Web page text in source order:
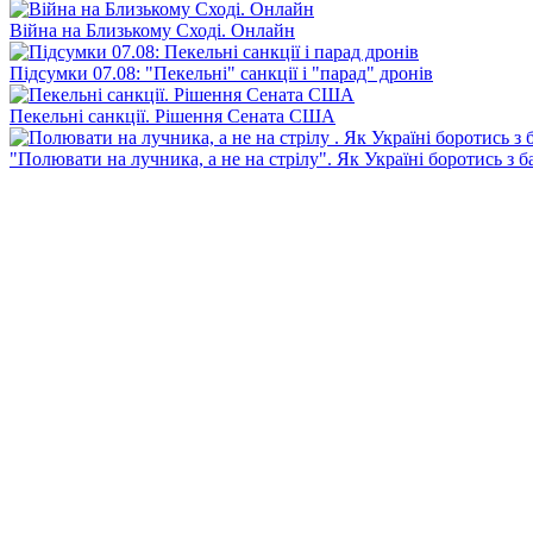
Війна на Близькому Сході. Онлайн
Підсумки 07.08: "Пекельні" санкції і "парад" дронів
Пекельні санкції. Рішення Сената США
"Полювати на лучника, а не на стрілу". Як Україні боротись з